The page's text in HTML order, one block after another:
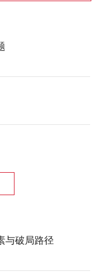
与破局路径